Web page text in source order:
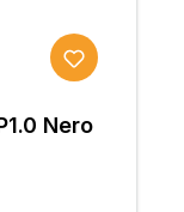
Nero